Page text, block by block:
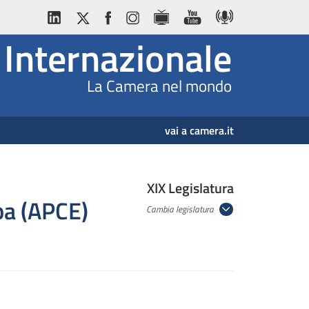
Internazionale
La Camera nel mondo
vai a camera.it
XIX Legislatura
Cambia legislatura
(APCE)